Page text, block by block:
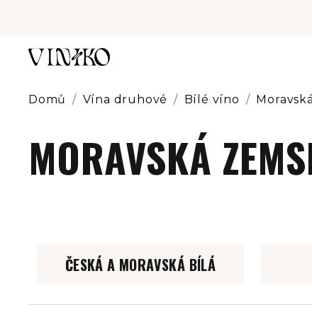
Domů / Vína druhové / Bílé víno /
MORAVSKÁ
ČESKÁ A MORAVSKÁ BÍLÁ